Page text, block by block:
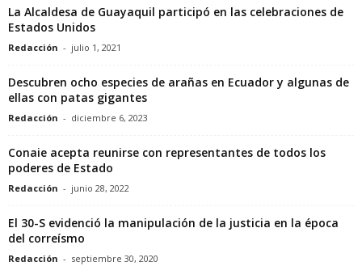
La Alcaldesa de Guayaquil participó en las celebraciones de
Estados Unidos
Redacción - julio 1, 2021
Descubren ocho especies de arañas en Ecuador y algunas de
ellas con patas gigantes
Redacción - diciembre 6, 2023
Conaie acepta reunirse con representantes de todos los
poderes de Estado
Redacción - junio 28, 2022
El 30-S evidenció la manipulación de la justicia en la época
del correísmo
Redacción - septiembre 30, 2020